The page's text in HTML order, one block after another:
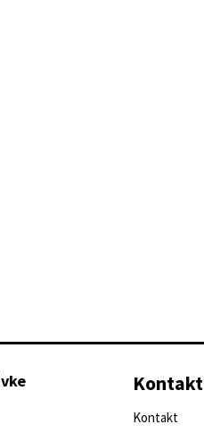
Kontakt
Kontakt